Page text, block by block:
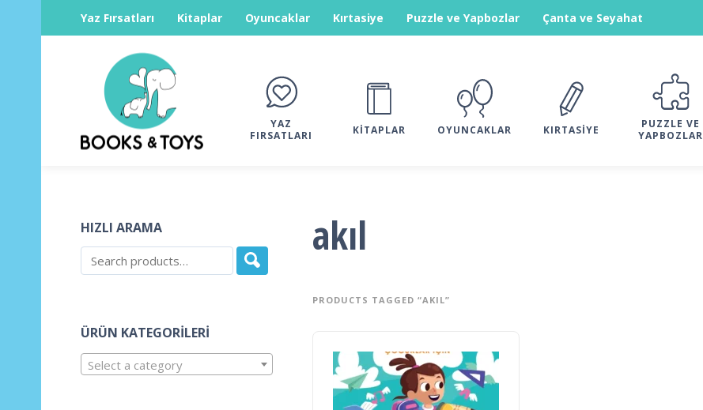
Yaz Fırsatları Kitaplar Oyuncaklar Kırtasiye Puzzle ve Yapbozlar Çanta ve Seyahat
YAZ
FIRSATLARI
KITAPLAR OYUNCAKLAR KIRTASIYE
PUZZLE VE
YAPBOZLAR
HIZLI ARAMA
ÜRÜN KATEGORILERI
Select a category
akıl
PRODUCTS TAGGED “AKIL”